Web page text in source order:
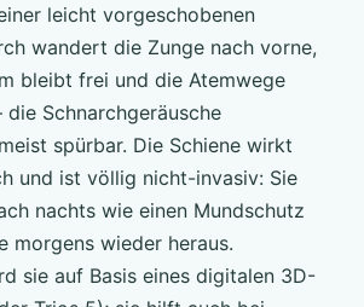
leicht vorgeschobenen
wandert die Zunge nach vorne,
bleibt frei und die Atemwege
Schnarchgeräusche
spürbar. Die Schiene wirkt
und ist völlig nicht-invasiv: Sie
nachts wie einen Mundschutz
morgens wieder heraus.
sie auf Basis eines digitalen 3D-